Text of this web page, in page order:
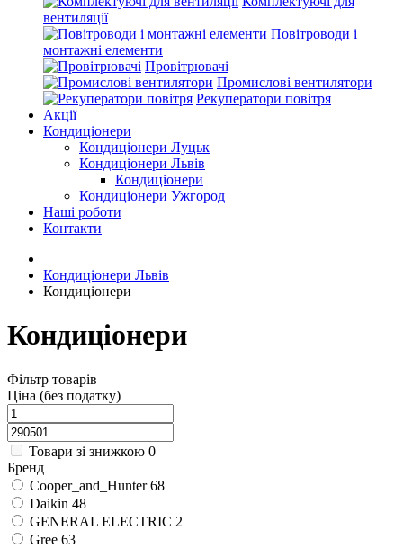
вентиляції
Повітроводи і
монтажні елементи
Провітрювачі
Промислові вентилятори
Рекуператори повітря
Акції
Кондиціонери
Кондиціонери Луцьк
Кондиціонери Львів
Кондиціонери
Кондиціонери Ужгород
Наші роботи
Контакти
Кондиціонери Львів
Кондиціонери
Кондиціонери
Фільтр товарів
Ціна (без податку)
Товари зі знижкою 0
Бренд
Cooper_and_Hunter 68
Daikin 48
GENERAL ELECTRIC 2
Gree 63